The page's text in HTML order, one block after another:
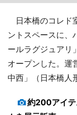
日本橋のコレド
ントスペースに、
ールラグジュアリ
オープンした。運
中西」（日本橋人
約200アイ